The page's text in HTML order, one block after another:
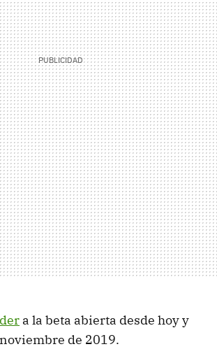
a la beta abierta desde hoy y
de 2019.